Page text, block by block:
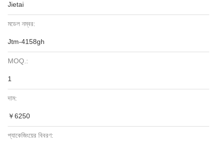
Jietai
মডেল নম্বর:
Jtm-4158gh
MOQ.:
1
দাম:
￥6250
প্যাকেজিংয়ের বিবরণ: